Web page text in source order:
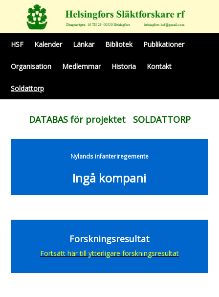
HSF Kalender Länkar Bibliotek Publikationer
Organisation Medlemmar Historia Kontakt
Soldattorp
DATABAS för projektet SOLDATTORP
Nylands infanteriregemente
Ingå kompani
Forskningsresultat
Fortsätt här till ytterligare forskningsresultat